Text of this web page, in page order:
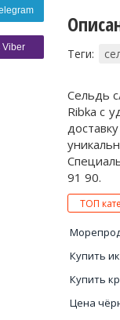
Viber Теги:
Сельдь
Ribka с
91 90.
ТОП
Купить
Купить
Цена